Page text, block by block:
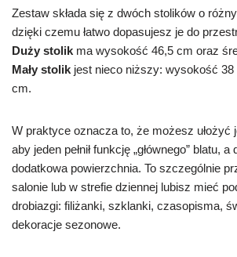
Zestaw składa się z dwóch stolików o
dzięki czemu łatwo dopasujesz je do
Duży stolik ma wysokość 46,5 cm oraz
Mały stolik jest nieco niższy: wysokość
cm.
W praktyce oznacza to, że możesz ułożyć
aby jeden pełnił funkcję „głównego” blatu, a
dodatkowa powierzchnia. To szczególnie
salonie lub w strefie dziennej lubisz mieć
drobiazgi: filiżanki, szklanki, czasopisma,
dekoracje sezonowe.